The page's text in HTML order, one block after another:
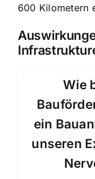
600 Kilometern
Wie
ein
unseren